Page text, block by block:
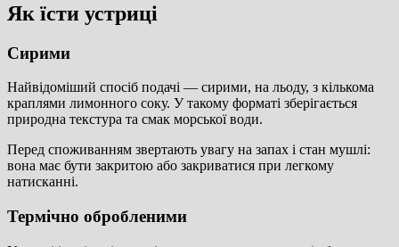
Як їсти устриці
Сирими
Найвідоміший спосіб подачі — сирими, на льоду, з кількома
краплями лимонного соку. У такому форматі зберігається
природна текстура та смак морської води.
Перед споживанням звертають увагу на запах і стан мушлі:
вона має бути закритою або закриватися при легкому
натисканні.
Термічно обробленими